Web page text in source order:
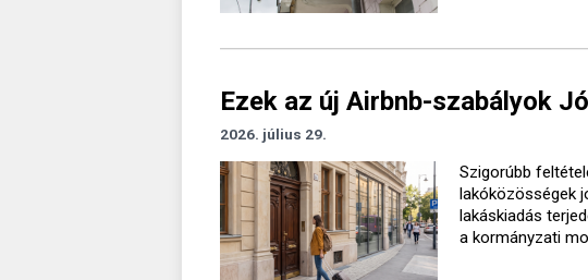
Ezek az új Airbnb-szabályok
2026. július 29.
Szigorúbb
lakóközösségek
lakáskiadás
a kormányzati